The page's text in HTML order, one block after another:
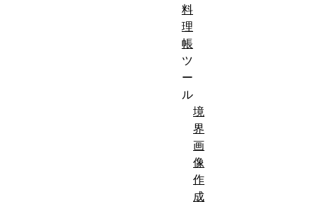
料
理
帳
ツ
ー
ル
境
界
画
像
作
成